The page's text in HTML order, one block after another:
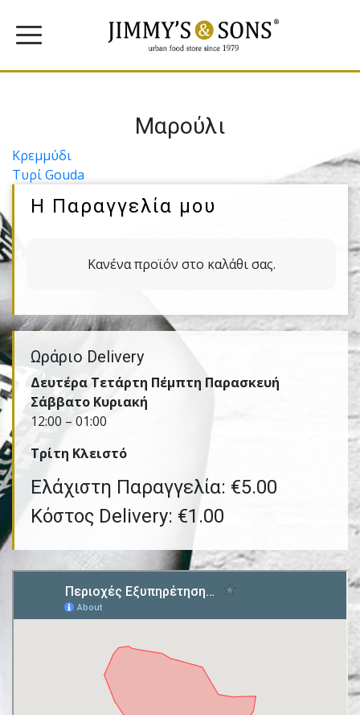
Μαρούλι
Πλοήγηση
άρθρων
Κρεμμύδι
Τυρί Gouda
Η Παραγγελία μου
Κανένα προϊόν στο καλάθι σας.
Ωράριο Delivery
Δευτέρα Τετάρτη Πέμπτη Παρασκευή
Σάββατο Κυριακή
12:00 – 01:00
Τρίτη Kλειστό
Ελάχιστη Παραγγελία: €5.00
Κόστος Delivery: €1.00